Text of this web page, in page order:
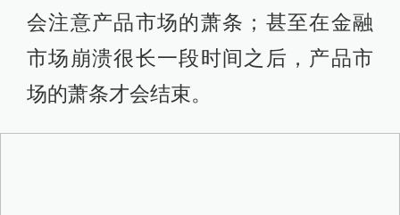
会注意产品市场的萧条；甚至在金融
市场崩溃很长一段时间之后，产品市
场的萧条才会结束。